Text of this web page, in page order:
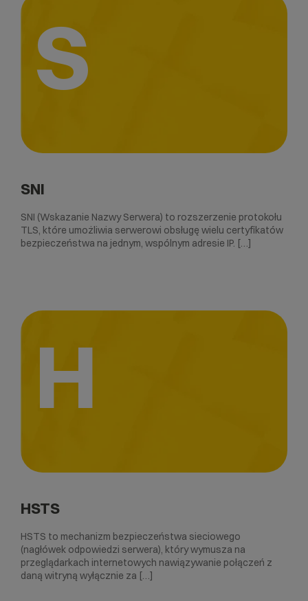
S
SNI
SNI (Wskazanie Nazwy Serwera) to rozszerzenie protokołu
TLS, które umożliwia serwerowi obsługę wielu certyfikatów
bezpieczeństwa na jednym, wspólnym adresie IP. […]
H
HSTS
HSTS to mechanizm bezpieczeństwa sieciowego
(nagłówek odpowiedzi serwera), który wymusza na
przeglądarkach internetowych nawiązywanie połączeń z
daną witryną wyłącznie za […]